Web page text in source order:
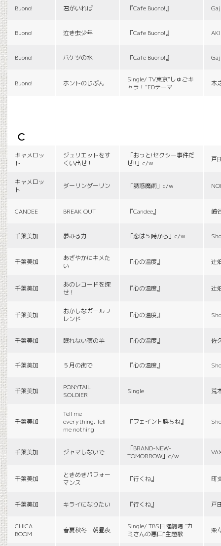
Buono! 君がいれば 『Cafe Buono!』
Buono! 泣き虫少年 『Cafe Buono!』
Buono! バケツの水 『Cafe Buono!』
Buono! ホントのじぶん
Single/ TV東京“しゅごキ
ャラ！”EDテーマ
木
c
キャメロッ
ト
ジュリエットをす
くい出せ！
「おっと!セクシー事件だ
ぜ!!」c/w
戸
キャメロッ
ト
ダーリンダーリン 「誘惑魔術」c/w
CANDEE BREAK OUT 『Candee』 崎
千葉美加 夢みる力 「恋は５時から」c/w
千葉美加
あざやかにキメた
い
『心の温度』 辻
千葉美加
あのレコードを探
せ！
『心の温度』 辻
千葉美加
おかしなガールフ
レンド
『心の温度』
千葉美加 眠れない夜の羊 『心の温度』 佐
千葉美加 ５月の街で 『心の温度』
千葉美加
PONYTAIL
SOLDIER
Single 荒
千葉美加
Tell me
everything, Tell
me nothing
『フェイント勝ちね』
千葉美加 ジャマしないで
「BRAND-NEW-
TOMORROW」c/w
千葉美加
ときめきパフォー
マンス
『行くね』 町
千葉美加 キライになりたい 『行くね』 戸
CHICA
BOOM
春夏秋冬・朝昼夜
Single/ TBS日曜劇場 “カ
ミさんの悪口”主題歌
柴